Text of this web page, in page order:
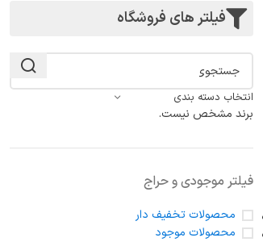
فیلتر های فروشگاه
انتخاب دسته بندی
برند مشخص نیست.
فیلتر موجودی و حراج
محصولات تخفیف دار
محصولات موجود